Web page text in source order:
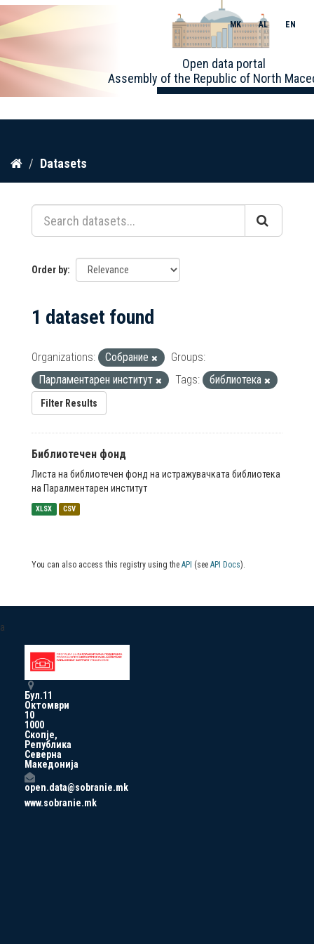
Skip
content
Open data portal
Assembly of the Republic of North
MK AL EN
Datasets
Order by
1 dataset found
Organizations: Собрание
Groups:
Парламентарен институт
Tags: библиотека
Filter Results
Библиотечен фонд
Листа на библиотечен фонд на истражувачката библиотека
на Паралментарен институт
XLSX CSV
You can also access this registry using the API (see API Docs).
a
Бул.11
Октомври
10
1000
Скопје,
Република
Северна
Македонија
open.data@sobranie.mk
www.sobranie.mk